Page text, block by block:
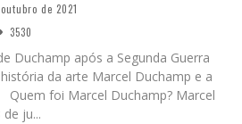
de 2021
3530
Duchamp após a Segunda Guerra
da arte Marcel Duchamp e a
Quem foi Marcel Duchamp? Marcel
de ju...